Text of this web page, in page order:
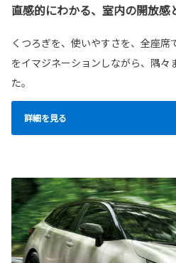
直感的にわかる、室内の開放感
くつろぎを、使いやすさを、全座
をイマジネーションしながら、隅々
た。
詳細を見る